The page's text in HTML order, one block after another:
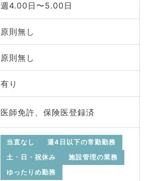
週4.00日〜5.00日
原則無し
原則無し
有り
医師免許、保険医登録済
当直なし
週4日以下の常勤勤務
土・日・祝休み
施設管理の業務
ゆったりめ勤務